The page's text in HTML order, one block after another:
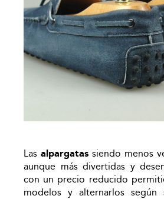
Las alpargatas siendo menos
aunque más divertidas y
con un precio reducido
modelos y alternarlos